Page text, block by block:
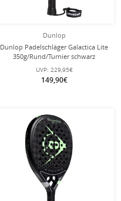
Dunlop
Dunlop Padelschläger Galactica Lite
350g/Rund/Turnier schwarz
UVP: 229,95€
149,90€